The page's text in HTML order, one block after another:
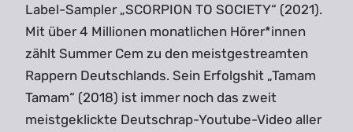
Label-Sampler „SCORPION TO SOCIETY“ (2021).
Mit über 4 Millionen monatlichen Hörer*innen
zählt Summer Cem zu den meistgestreamten
Rappern Deutschlands. Sein Erfolgshit „Tamam
Tamam“ (2018) ist immer noch das zweit
meistgeklickte Deutschrap-Youtube-Video aller